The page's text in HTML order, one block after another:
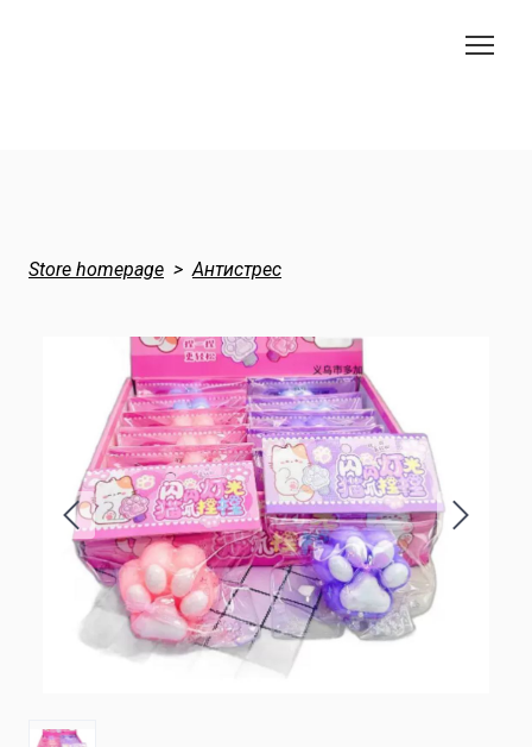
Store homepage Антистрес